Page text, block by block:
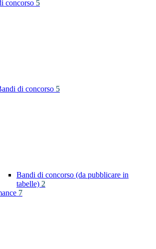
concorso 5
di concorso 5
Bandi di concorso (da pubblicare in
tabelle) 2
7